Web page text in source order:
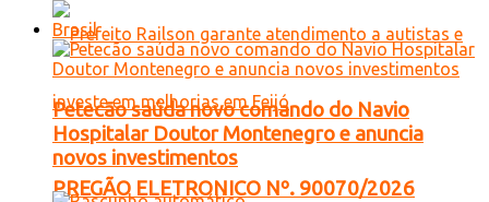
PREGÃO ELETRONICO Nº. 90070/2026
Brasil
Petecão saúda novo comando do Navio
Hospitalar Doutor Montenegro e anuncia
novos investimentos